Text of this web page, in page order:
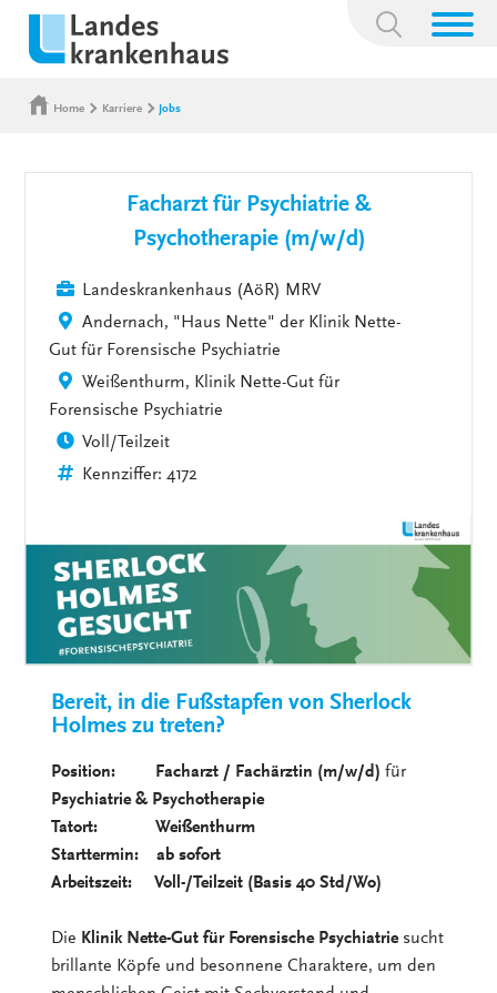
Suchbegriff:
Home Karriere Jobs
Facharzt für Psychiatrie &
Psychotherapie (m/w/d)
Landeskrankenhaus (AöR) MRV
Andernach, "Haus Nette" der Klinik Nette-
Gut für Forensische Psychiatrie
Weißenthurm, Klinik Nette-Gut für
Forensische Psychiatrie
Voll/Teilzeit
Kennziffer: 4172
Bereit, in die Fußstapfen von Sherlock
Holmes zu treten?
Position: Facharzt / Fachärztin (m/w/d)für
Psychiatrie & Psychotherapie
Tatort: Weißenthurm
Starttermin: ab sofort
Arbeitszeit: Voll-/Teilzeit (Basis 40 Std/Wo)
Die Klinik Nette-Gut für Forensische Psychiatriesucht
brillante Köpfe und besonnene Charaktere, um den